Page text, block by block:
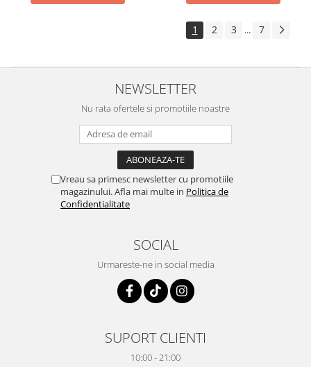
1 2 3 ... 7
NEWSLETTER
Nu rata ofertele si promotiile noastre
Vreau sa primesc newsletter cu promotiile
magazinului. Afla mai multe in Politica de
Confidentialitate
SOCIAL
Urmareste-ne in social media
SUPORT CLIENTI
10:00 - 21:00